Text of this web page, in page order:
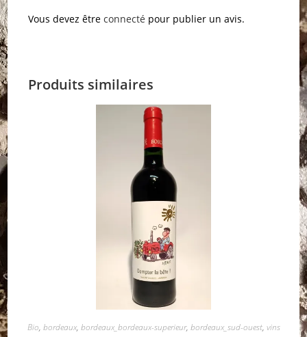
Vous devez êtreconnecté pour publier un avis.
Produits similaires
Bio, bordeaux, bordeaux_bordeaux-superieur, bordeaux_sud-ouest, vins